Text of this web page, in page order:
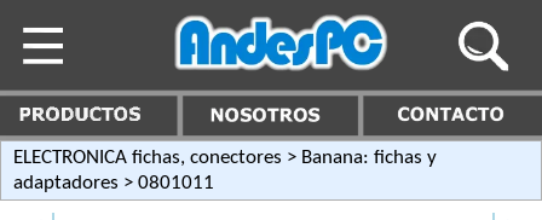
ELECTRONICA fichas, conectores > Banana: fichas y
adaptadores > 0801011